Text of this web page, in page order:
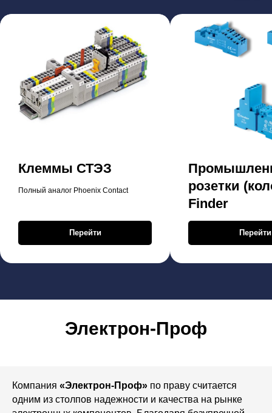
Клеммы СТЭЗ
Полный аналог Phoenix Contact
Перейти
розетки
Finder
Перейти
Электрон-Проф
Компания «Электрон-Проф» по праву считается
одним из столпов надежности и качества на рынке